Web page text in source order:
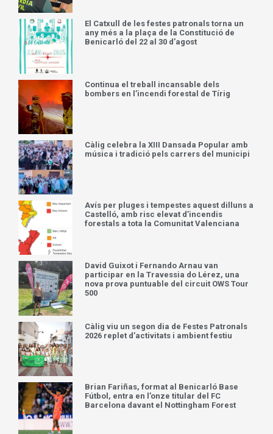
El Catxull de les festes patronals torna un
any més a la plaça de la Constitució de
Benicarló del 22 al 30 d’agost
Continua el treball incansable dels
bombers en l’incendi forestal de Tírig
Càlig celebra la XIII Dansada Popular amb
música i tradició pels carrers del municipi
Avís per pluges i tempestes aquest dilluns a
Castelló, amb risc elevat d’incendis
forestals a tota la Comunitat Valenciana
David Guixot i Fernando Arnau van
participar en la Travessia do Lérez, una
nova prova puntuable del circuit OWS Tour
500
Càlig viu un segon dia de Festes Patronals
2026 replet d’activitats i ambient festiu
Brian Fariñas, format al Benicarló Base
Fútbol, entra en l’onze titular del FC
Barcelona davant el Nottingham Forest